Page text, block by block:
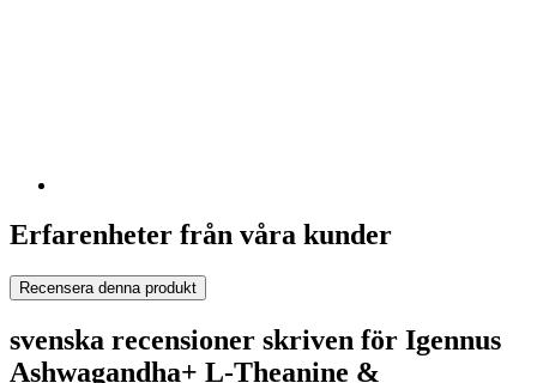
Erfarenheter från våra kunder
Recensera denna produkt
svenska recensioner skriven för Igennus
Ashwagandha+ L-Theanine &